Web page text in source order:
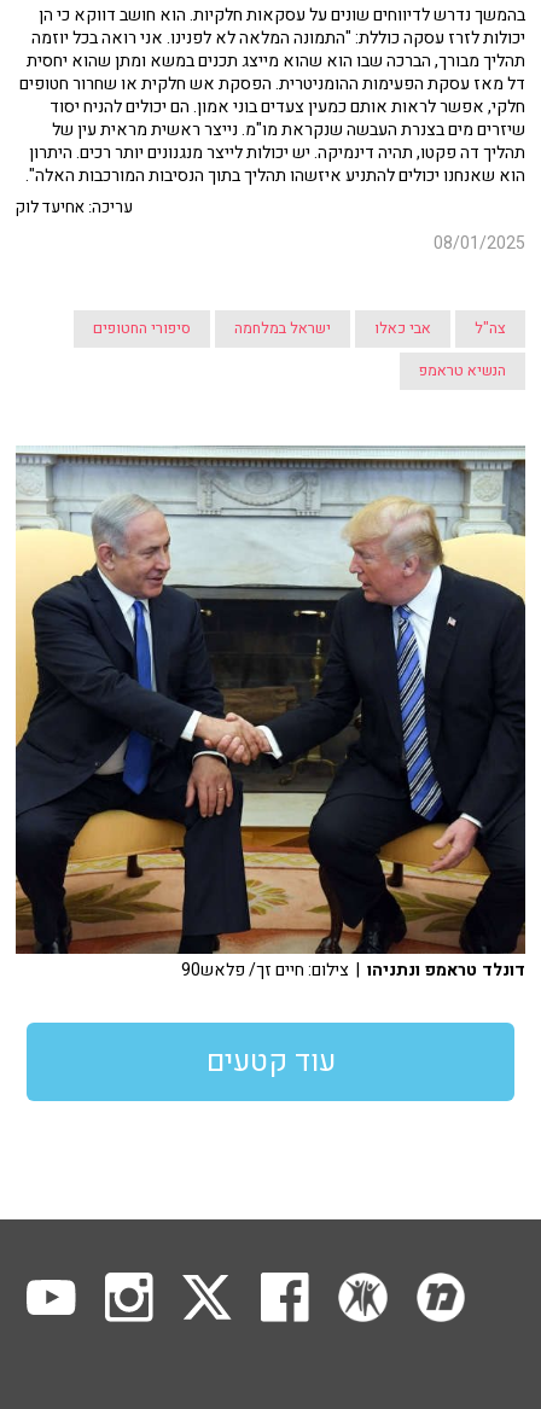
בהמשך נדרש לדיווחים שונים על עסקאות חלקיות. הוא חושב דווקא כי הן
יכולות לזרז עסקה כוללת: "התמונה המלאה לא לפנינו. אני רואה בכל יוזמה
תהליך מבורך, הברכה שבו הוא שהוא מייצג תכנים במשא ומתן שהוא יחסית
דל מאז עסקת הפעימות ההומניטרית. הפסקת אש חלקית או שחרור חטופים
חלקי, אפשר לראות אותם כמעין צעדים בוני אמון. הם יכולים להניח יסוד
שיזרים מים בצנרת העבשה שנקראת מו"מ. נייצר ראשית מראית עין של
תהליך דה פקטו, תהיה דינמיקה. יש יכולות לייצר מנגנונים יותר רכים. היתרון
הוא שאנחנו יכולים להתניע איזשהו תהליך בתוך הנסיבות המורכבות האלה".
עריכה: אחיעד לוק
08/01/2025
צה"ל אבי כאלו ישראל במלחמה
סיפורי החטופים
הנשיא טראמפ
דונלד טראמפ ונתניהו | צילום: חיים זך/ פלאש90
עוד קטעים